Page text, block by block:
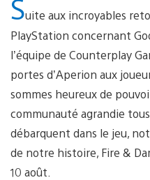
Suite aux incroyables
PlayStation concernant
l’équipe de Counterplay
portes d’Aperion aux
sommes heureux de
communauté agrandie
débarquent dans le jeu,
de notre histoire, Fire &
10 août.